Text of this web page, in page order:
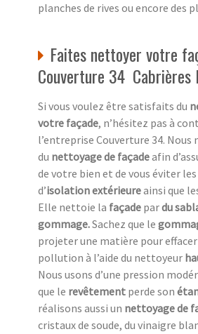
planches de rives ou encore des
Faites nettoyer votre
Couverture 34
Si vous voulez être satisfaits du
votre façade, n’hésitez pas à
l’entreprise Couverture 34. Nous
du nettoyage de façadeafin
de votre bien et de vous éviter
d’isolation extérieureainsi que
Elle nettoie la façade pardu
gommage.Sachez que le
projeter une matière pour
pollution à l’aide du nettoyeur
Nous usons d’une pression
que le revêtement perde son
réalisons aussi un nettoyage de
cristaux de soude, du vinaigre